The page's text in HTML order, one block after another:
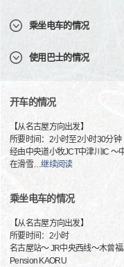
乘坐电车的情况
使用巴士的情况
开车的情况
【从名古屋方向出发】
所要时间：2小时至2小时30分钟
经由中央道小牧JCT中津川IC
在滑雪…继续阅读
乘坐电车的情况
【从名古屋方向出发】
所要时间：2小时
名古屋站～ JR中央西线～木曾
Pension KAORU